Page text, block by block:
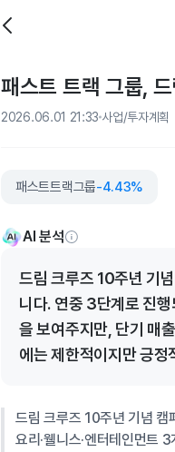
패스트 트랙 그룹,
2026.06.01 21:33 사업/투자계획
패스트트랙그룹-4.43%
AI 분석
드림 크루즈 10주년 기
니다. 연중 3단계로 진
을 보여주지만, 단기 매
에는 제한적이지만 긍정
드림 크루즈 10주년 기념 캠
요리·웰니스·엔터테인먼트